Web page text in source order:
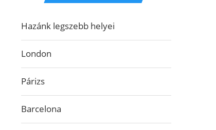
Hazánk legszebb helyei
London
Párizs
Barcelona